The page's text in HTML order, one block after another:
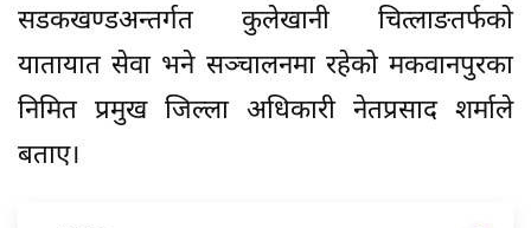
सडकखण्डअन्तर्गत कुलेखानी चित्लाङतर्फको
यातायात सेवा भने सञ्चालनमा रहेको मकवानपुरका
निमित प्रमुख जिल्ला अधिकारी नेतप्रसाद शर्माले
बताए।